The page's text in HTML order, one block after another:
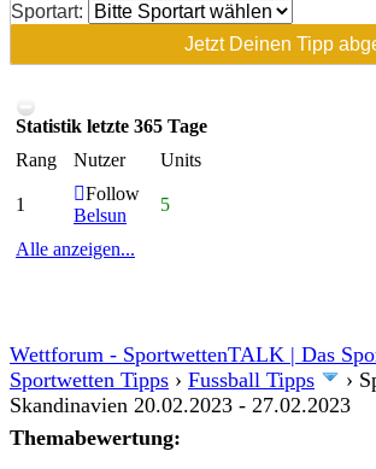
Sportart:
Jetzt Deinen Tipp
Statistik letzte 365 Tage
Rang
Nutzer Units
1
Follow
Belsun
5
Alle anzeigen...
Wettforum - SportwettenTALK | Das
Sportwetten Tipps › Fussball Tipps ›
Skandinavien 20.02.2023 - 27.02.2023
Themabewertung: